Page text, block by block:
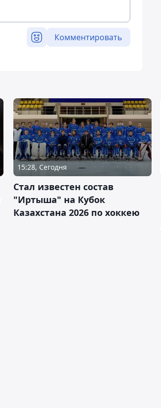
Комментировать
15:28, Сегодня
Стал известен состав
"Иртыша" на Кубок
Казахстана 2026 по хоккею